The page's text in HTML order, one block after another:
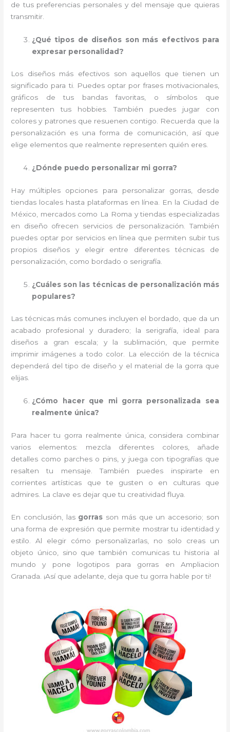
de tus preferencias personales y del mensaje que quieras
transmitir.
¿Qué tipos de diseños son más efectivos para
expresar personalidad?
Los diseños más efectivos son aquellos que tienen un
significado para ti. Puedes optar por frases motivacionales,
gráficos de tus bandas favoritas, o símbolos que
representen tus hobbies. También puedes jugar con
colores y patrones que resuenen contigo. Recuerda que la
personalización es una forma de comunicación, así que
elige elementos que realmente representen quién eres.
¿Dónde puedo personalizar mi gorra?
Hay múltiples opciones para personalizar gorras, desde
tiendas locales hasta plataformas en línea. En la Ciudad de
México, mercados como La Roma y tiendas especializadas
en diseño ofrecen servicios de personalización. También
puedes optar por servicios en línea que permiten subir tus
propios diseños y elegir entre diferentes técnicas de
personalización, como bordado o serigrafía.
¿Cuáles son las técnicas de personalización más
populares?
Las técnicas más comunes incluyen el bordado, que da un
acabado profesional y duradero; la serigrafía, ideal para
diseños a gran escala; y la sublimación, que permite
imprimir imágenes a todo color. La elección de la técnica
dependerá del tipo de diseño y el material de la gorra que
elijas.
¿Cómo hacer que mi gorra personalizada sea
realmente única?
Para hacer tu gorra realmente única, considera combinar
varios elementos: mezcla diferentes colores, añade
detalles como parches o pins, y juega con tipografías que
resalten tu mensaje. También puedes inspirarte en
corrientes artísticas que te gusten o en culturas que
admires. La clave es dejar que tu creatividad fluya.
En conclusión, las gorras son más que un accesorio; son
una forma de expresión que permite mostrar tu identidad y
estilo. Al elegir cómo personalizarlas, no solo creas un
objeto único, sino que también comunicas tu historia al
mundo y pone logotipos para gorras en Ampliacion
Granada. ¡Así que adelante, deja que tu gorra hable por ti!